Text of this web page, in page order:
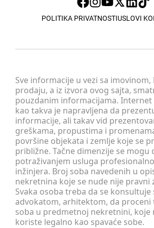
POLITIKA PRIVATNOSTIUSLOVI
Sve informacije u vezi sa imovinom,
prodaju, a iz izvora ovog sajta,
pouzdanim informacijama. Internet
kao takva je napravljena da
informacije, ali takav vid
greškama, propustima i
površine objekata i zemlje koje se
približne. Tačne dimenzije se mogu
potraživanjem usluga
inžinjera. Broj soba navedenih u
nekretnina koje se nude nije pravni
Svaka osoba treba da se konsultuje
advokatom, arhitektom, da proceni
soba u predmetnoj nekretnini, koje
koriste legalno kao spavaće sobe.